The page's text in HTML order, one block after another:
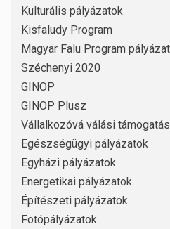
Kulturális pályázatok
Kisfaludy Program
Magyar Falu Program
Széchenyi 2020
GINOP
GINOP Plusz
Vállalkozóvá válási támogatás
Egészségügyi pályázatok
Egyházi pályázatok
Energetikai pályázatok
Építészeti pályázatok
Fotópályázatok